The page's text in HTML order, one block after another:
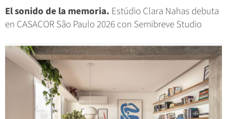
El sonido de la memoria. Estúdio Clara Nahas debuta
en CASACOR São Paulo 2026 con Semibreve Studio